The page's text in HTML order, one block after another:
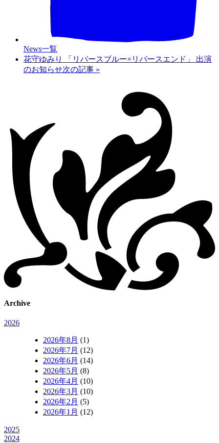
News一覧
花守ゆみり 「リバースブルー×リバースエンド」 出演
のお知らせ次の記事 »
Archive
2026
2026年8月 (1)
2026年7月 (12)
2026年6月 (14)
2026年5月 (8)
2026年4月 (10)
2026年3月 (10)
2026年2月 (5)
2026年1月 (12)
2025
2024